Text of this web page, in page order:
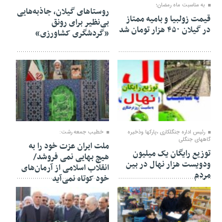
به مناسبت ماه رمضان؛
قیمت زولبیا و بامیه ممتاز
در گیلان ۴۵۰ هزار تومان شد
روستاهای گیلان، جاذبه‌هایی
بی‌نظیر برای رونق
«گردشگری کشاورزی»
رئیس اداره جنگلکاری ،پارکها وذخیره
گاههای جنگلی
توزیع رایگان یک میلیون
ودویست هزار نهال در بین
مردم
۲۴ بهمن ۱۴۰۴
خطیب جمعه رشت:
ملت ایران عزت خود را به
هیچ بهایی نمی فروشد/
انقلاب اسلامی از آرمان‌های
خود کوتاه نمی‌آید